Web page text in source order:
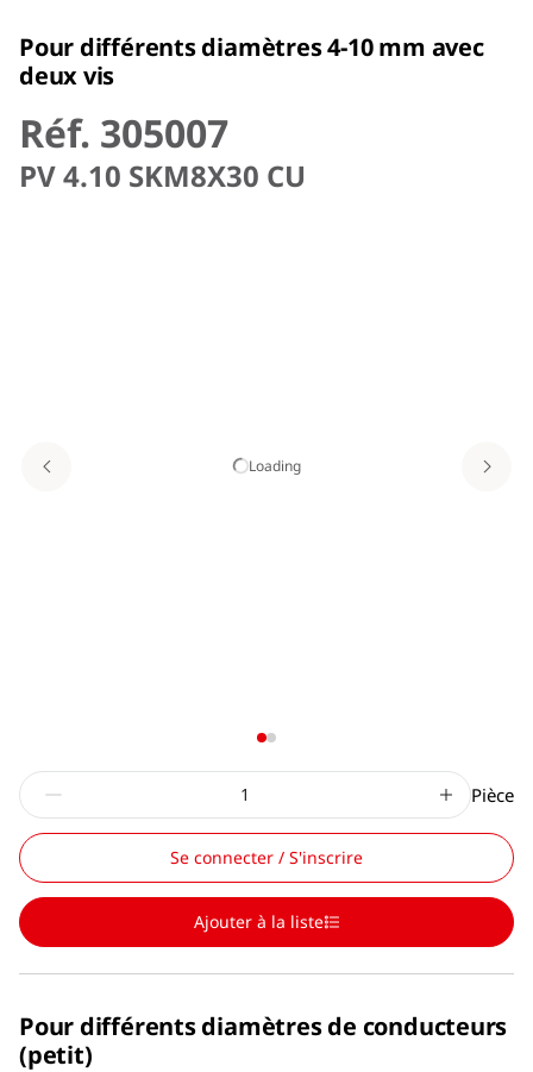
Pour différents diamètres 4-10 mm avec
deux vis
Réf. 305007
PV 4.10 SKM8X30 CU
Loading
Pièce
Se connecter / S'inscrire
Ajouter à la liste
Pour différents diamètres de conducteurs
(petit)